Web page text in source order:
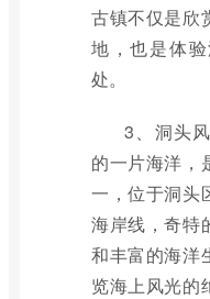
古镇不仅是欣
地，也是体
处。
3、洞头
的一片海洋，
一，位于洞头
海岸线，奇特
和丰富的海洋
览海上风光的